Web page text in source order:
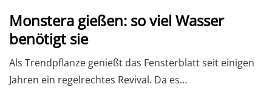
Monstera gießen: so viel Wasser
benötigt sie
Als Trendpflanze genießt das Fensterblatt seit einigen
Jahren ein regelrechtes Revival. Da es…